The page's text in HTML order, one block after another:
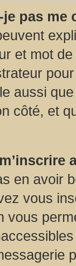
pas me
et mot
aussi
côté, et
en avoir
vous
vous